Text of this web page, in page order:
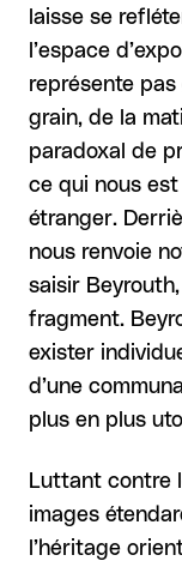
laisse se
l’espace
représente
grain, de la
paradoxal de
ce qui nous
étranger.
nous renvoie
saisir
fragment.
exister
d’une
plus en plus
Luttant contre
images
l’héritage